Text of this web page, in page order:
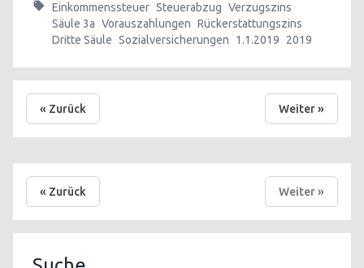
Einkommenssteuer Steuerabzug Verzugszins
Säule 3a Vorauszahlungen Rückerstattungszins
Dritte Säule Sozialversicherungen 1.1.2019 2019
« Zurück Weiter »
« Zurück Weiter »